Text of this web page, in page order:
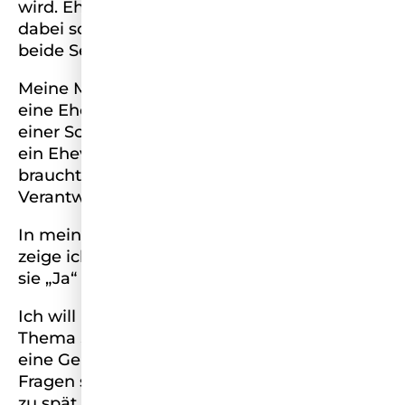
wird. Eheverträge gelten als unromantisch,
dabei schaffen sie Fairness und schützen
beide Seiten.
Meine Mission: Frauen sollen wissen, was
eine Ehe rechtlich bedeutet, was im Fall
einer Scheidung auf sie zukommt – und wie
ein Ehevertrag sie absichern kann. Liebe
braucht keine Naivität, sondern
Verantwortung.
In meinem Spiegel-Bestseller und Podcast
zeige ich, was Frauen wissen sollten, bevor
sie „Ja“ sagen.
Ich will Miss Germany werden, weil mein
Thema Sichtbarkeit braucht. Ich stehe für
eine Generation Frauen, die Grenzen setzt,
Fragen stellt – und Klartext spricht, bevor es